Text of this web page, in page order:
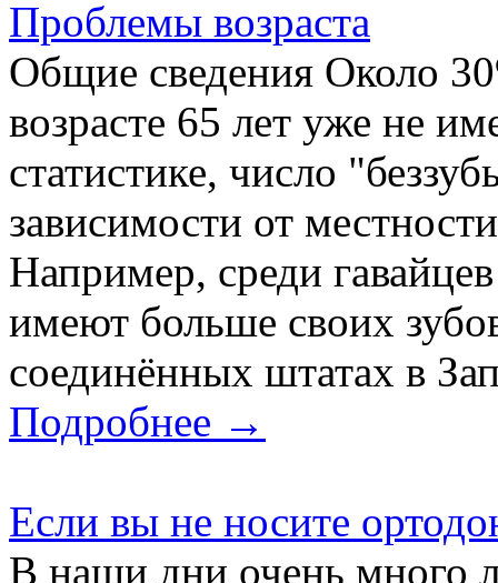
Проблемы возраста
Общие сведения Около
возрасте 65 лет уже не
статистике, число
зависимости от
Например, среди
имеют больше своих
соединённых штатах в
Подробнее →
Если вы не носите
В наши дни очень много